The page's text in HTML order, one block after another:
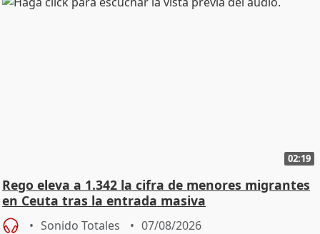
02:19
Rego eleva a 1.342 la cifra de menores migrantes
en Ceuta tras la entrada masiva
Sonido Totales 07/08/2026